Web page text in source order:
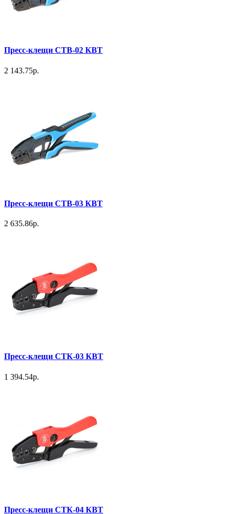
Пресс-клещи СТВ-02 КВТ
2 143.75р.
Пресс-клещи СТВ-03 КВТ
2 635.86р.
Пресс-клещи СТК-03 КВТ
1 394.54р.
Пресс-клещи СТК-04 КВТ